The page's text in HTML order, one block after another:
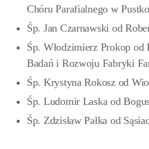
Chóru Parafialnego w
Śp. Jan Czarnawski od
Śp. Włodzimierz Prokop od
Badań i Rozwoju Fabryki
Śp. Krystyna Rokosz od
Śp. Ludomir Laska od
Śp. Zdzisław Pałka od